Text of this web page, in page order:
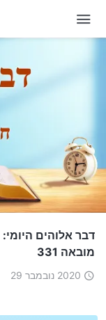
דבר אלוהים
מובאה 331
2020 נובמבר 29